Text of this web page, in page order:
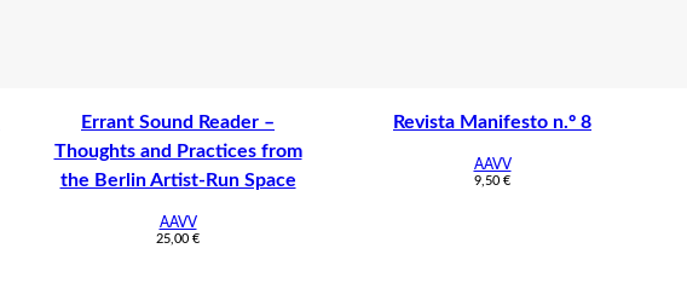
Errant Sound Reader –
Thoughts and Practices from
the Berlin Artist-Run Space
AAVV
25,00 €
Revista Manifesto n.º 8
AAVV
9,50 €